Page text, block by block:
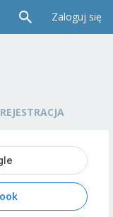
Zaloguj się
REJESTRACJA